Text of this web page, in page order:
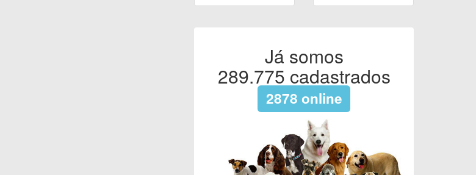
Já somos
289.775 cadastrados
2878 online